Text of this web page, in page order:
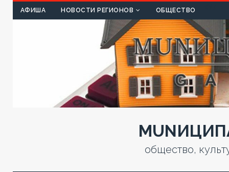
АФИША НОВОСТИ РЕГИОНОВ ОБЩЕСТВО
общество,